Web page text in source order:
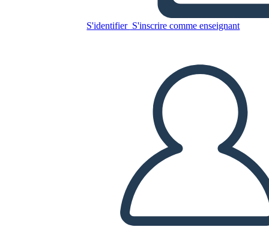
S'identifier S'inscrire comme enseignant
Copiez ce storyboard
LIRE LE DIAPORAMA
LIS-MOI